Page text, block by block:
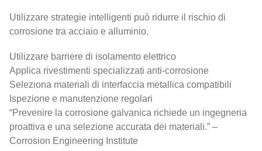
Utilizzare strategie intelligenti può ridurre il rischio di
corrosione tra acciaio e alluminio.
Utilizzare barriere di isolamento elettrico
Applica rivestimenti specializzati anti-corrosione
Seleziona materiali di interfaccia metallica compatibili
Ispezione e manutenzione regolari
“Prevenire la corrosione galvanica richiede un ingegneria
proattiva e una selezione accurata dei materiali.” –
Corrosion Engineering Institute